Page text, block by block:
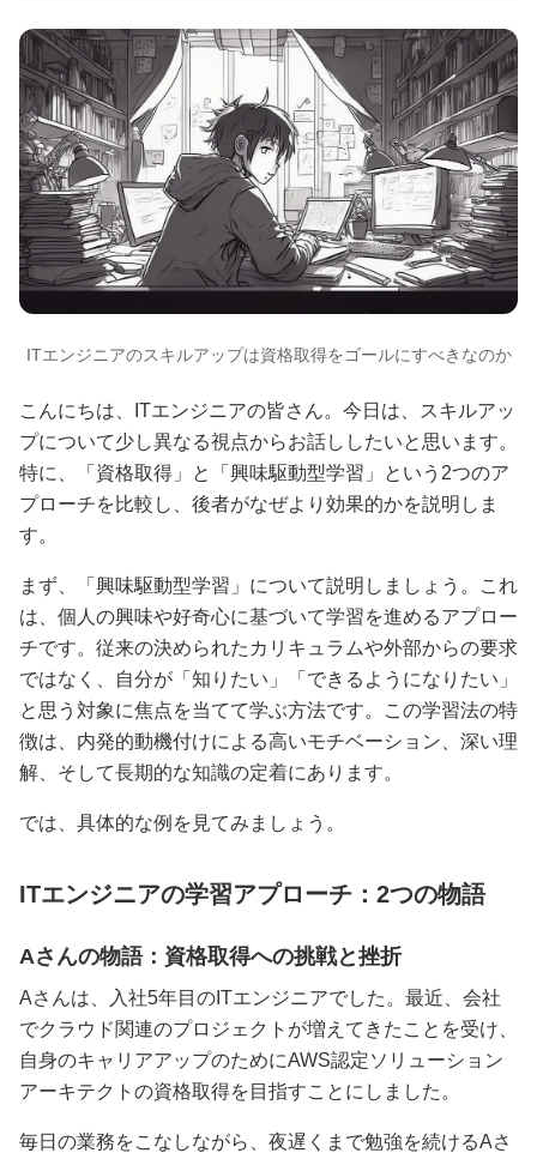
ITエンジニアのスキルアップは資格取得をゴールにすべきなのか
こんにちは、ITエンジニアの皆さん。今日は、スキルアッ
プについて少し異なる視点からお話ししたいと思います。
特に、「資格取得」と「興味駆動型学習」という2つのア
プローチを比較し、後者がなぜより効果的かを説明しま
す。
まず、「興味駆動型学習」について説明しましょう。これ
は、個人の興味や好奇心に基づいて学習を進めるアプロー
チです。従来の決められたカリキュラムや外部からの要求
ではなく、自分が「知りたい」「できるようになりたい」
と思う対象に焦点を当てて学ぶ方法です。この学習法の特
徴は、内発的動機付けによる高いモチベーション、深い理
解、そして長期的な知識の定着にあります。
では、具体的な例を見てみましょう。
ITエンジニアの学習アプローチ：2つの物語
Aさんの物語：資格取得への挑戦と挫折
Aさんは、入社5年目のITエンジニアでした。最近、会社
でクラウド関連のプロジェクトが増えてきたことを受け、
自身のキャリアアップのためにAWS認定ソリューション
アーキテクトの資格取得を目指すことにしました。
毎日の業務をこなしながら、夜遅くまで勉強を続けるAさ